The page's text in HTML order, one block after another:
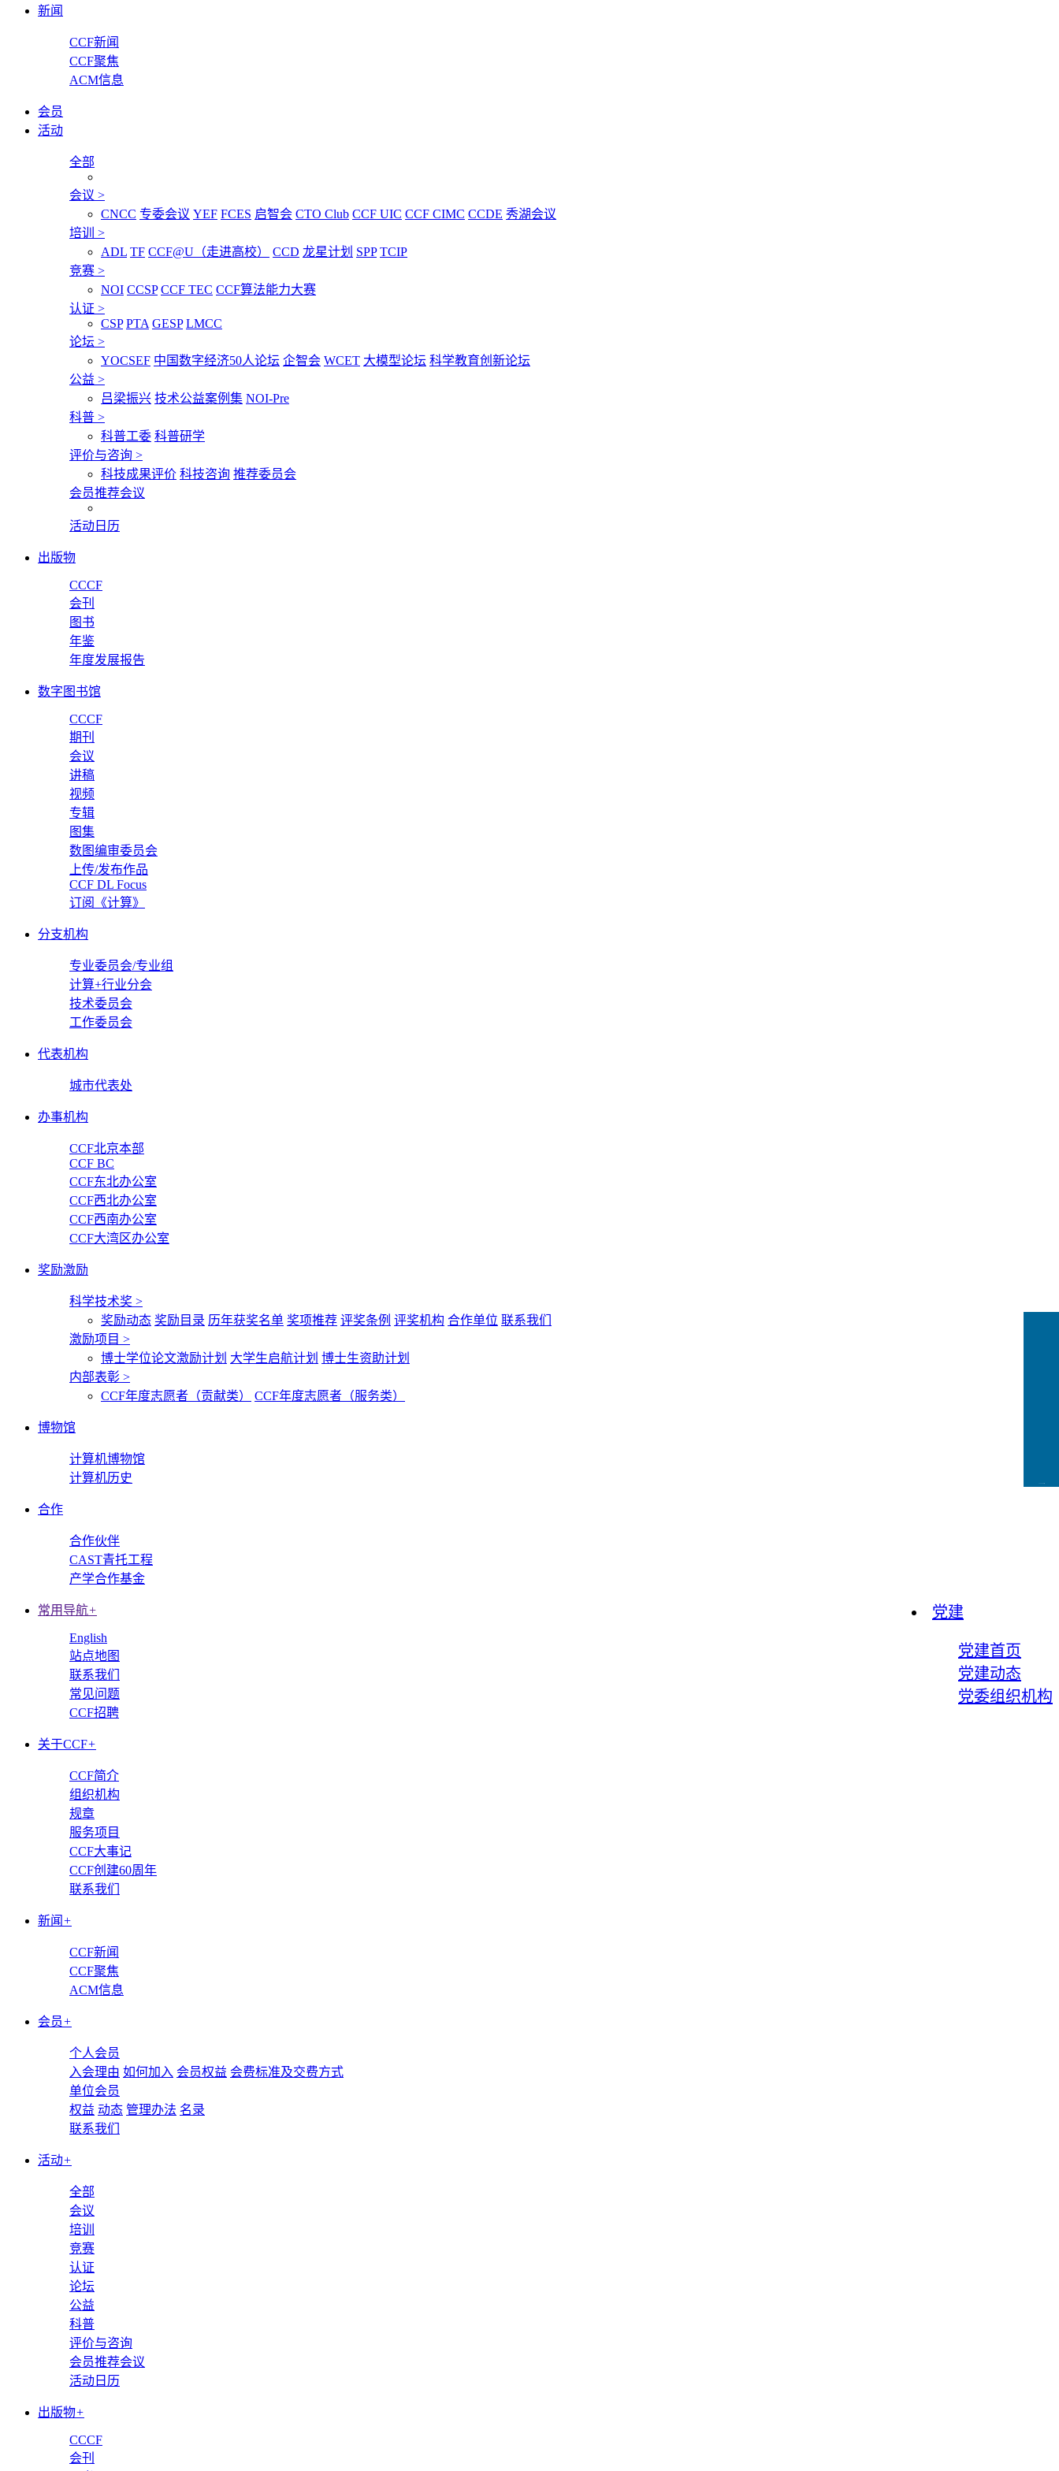
新闻
CCF新闻
CCF聚焦
ACM信息
会员
活动
全部
会议 >
CNCC 专委会议 YEF FCES 启智会 CTO Club CCF UIC CCF CIMC CCDE 秀湖会议
培训 >
ADL TF CCF@U（走进高校） CCD 龙星计划 SPP TCIP
竞赛 >
NOI CCSP CCF TEC CCF算法能力大赛
认证 >
CSP PTA GESP LMCC
论坛 >
YOCSEF 中国数字经济50人论坛 企智会 WCET 大模型论坛 科学教育创新论坛
公益 >
吕梁振兴 技术公益案例集 NOI-Pre
科普 >
科普工委 科普研学
评价与咨询 >
科技成果评价 科技咨询 推荐委员会
会员推荐会议
活动日历
出版物
CCCF
会刊
图书
年鉴
年度发展报告
数字图书馆
CCCF
期刊
会议
讲稿
视频
专辑
图集
数图编审委员会
上传/发布作品
CCF DL Focus
订阅《计算》
分支机构
专业委员会/专业组
计算+行业分会
技术委员会
工作委员会
代表机构
城市代表处
办事机构
CCF北京本部
CCF BC
CCF东北办公室
CCF西北办公室
CCF西南办公室
CCF大湾区办公室
奖励激励
科学技术奖 >
奖励动态 奖励目录 历年获奖名单 奖项推荐 评奖条例 评奖机构 合作单位 联系我们
激励项目 >
博士学位论文激励计划 大学生启航计划 博士生资助计划
内部表彰 >
CCF年度志愿者（贡献类）
CCF年度志愿者（服务类）
博物馆
计算机博物馆
计算机历史
合作
合作伙伴
CAST青托工程
产学合作基金
党建
党建首页
党建动态
党委组织机构
常用导航+
English
站点地图
联系我们
常见问题
CCF招聘
关于CCF+
CCF简介
组织机构
规章
服务项目
CCF大事记
CCF创建60周年
联系我们
新闻 +
CCF新闻
CCF聚焦
ACM信息
会员+
个人会员
入会理由 如何加入 会员权益 会费标准及交费方式
单位会员
权益 动态 管理办法 名录
联系我们
活动+
全部
会议
培训
竞赛
认证
论坛
公益
科普
评价与咨询
会员推荐会议
活动日历
出版物+
CCCF
会刊